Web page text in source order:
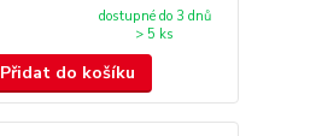
dostupné do 3 dnů
> 5 ks
Přidat do košíku